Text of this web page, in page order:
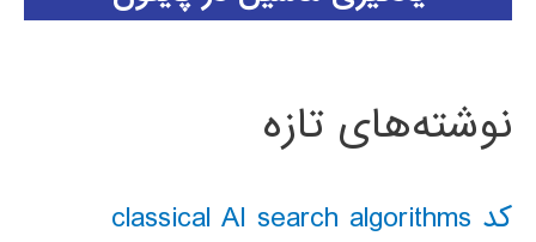
نوشته‌های تازه
کد classical AI search algorithms